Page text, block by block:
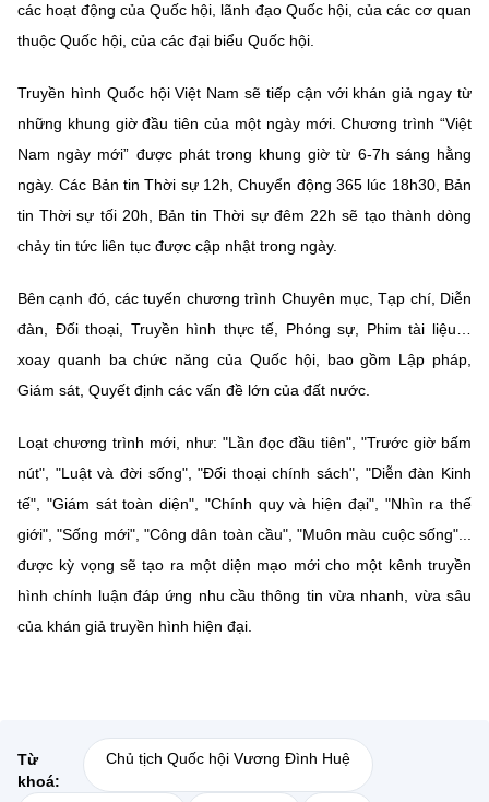
các hoạt động của Quốc hội, lãnh đạo Quốc hội, của các cơ quan
thuộc Quốc hội, của các đại biểu Quốc hội.
Truyền hình Quốc hội Việt Nam sẽ tiếp cận với khán giả ngay từ
những khung giờ đầu tiên của một ngày mới. Chương trình “Việt
Nam ngày mới” được phát trong khung giờ từ 6-7h sáng hằng
ngày. Các Bản tin Thời sự 12h, Chuyển động 365 lúc 18h30, Bản
tin Thời sự tối 20h, Bản tin Thời sự đêm 22h sẽ tạo thành dòng
chảy tin tức liên tục được cập nhật trong ngày.
Bên cạnh đó, các tuyến chương trình Chuyên mục, Tạp chí, Diễn
đàn, Đối thoại, Truyền hình thực tế, Phóng sự, Phim tài liệu…
xoay quanh ba chức năng của Quốc hội, bao gồm Lập pháp,
Giám sát, Quyết định các vấn đề lớn của đất nước.
Loạt chương trình mới, như: "Lần đọc đầu tiên", "Trước giờ bấm
nút", "Luật và đời sống", "Đối thoại chính sách", "Diễn đàn Kinh
tế", "Giám sát toàn diện", "Chính quy và hiện đại", "Nhìn ra thế
giới", "Sống mới", "Công dân toàn cầu", "Muôn màu cuộc sống"...
được kỳ vọng sẽ tạo ra một diện mạo mới cho một kênh truyền
hình chính luận đáp ứng nhu cầu thông tin vừa nhanh, vừa sâu
của khán giả truyền hình hiện đại.
Từ
khoá:
Chủ tịch Quốc hội Vương Đình Huệ